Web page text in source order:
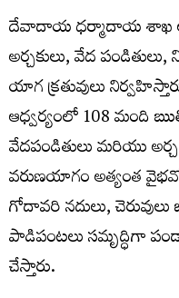
దేవాదాయ ధర్మాదాయ శాఖ
అర్చకులు, వేద
యాగ క్రతువులు
ఆధ్వర్యంలో 108 మంది
వేదపండితులు మరియు
వరుణయాగం అత్యంత
గోదావరి నదులు,
పాడిపంటలు సమృద్ధిగా
చేస్తారు.